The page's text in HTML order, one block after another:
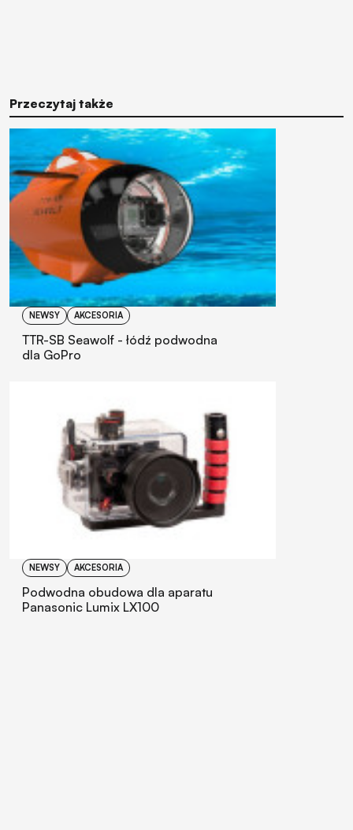
Przeczytaj także
NEWSY AKCESORIA
TTR-SB Seawolf - łódź podwodna
dla GoPro
NEWSY AKCESORIA
Podwodna obudowa dla aparatu
Panasonic Lumix LX100